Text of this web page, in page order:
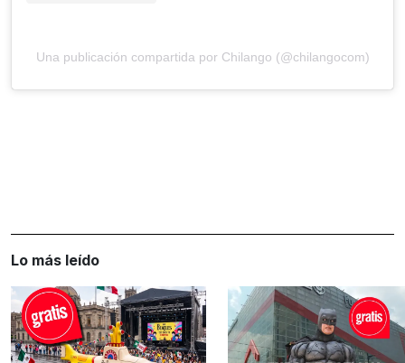
Una publicación compartida por Chilango (@chilangocom)
Lo más leído